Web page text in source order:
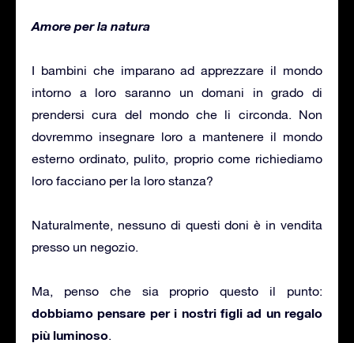
Amore per la natura
I bambini che imparano ad apprezzare il mondo
intorno a loro saranno un domani in grado di
prendersi cura del mondo che li circonda. Non
dovremmo insegnare loro a mantenere il mondo
esterno ordinato, pulito, proprio come richiediamo
loro facciano per la loro stanza?
Naturalmente, nessuno di questi doni è in vendita
presso un negozio.
Ma, penso che sia proprio questo il punto:
dobbiamo pensare per i nostri figli ad un regalo
più luminoso.